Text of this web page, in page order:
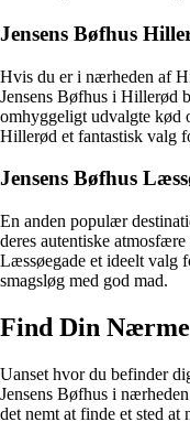
Jensens Bøfhus
Hvis du er i nærheden af
Jensens Bøfhus i Hillerød
omhyggeligt udvalgte kød
Hillerød et fantastisk valg
Jensens Bøfhus
En anden populær
deres autentiske
Læssøegade et ideelt valg
smagsløg med god mad.
Find Din
Uanset hvor du befinder
Jensens Bøfhus i
det nemt at finde et sted